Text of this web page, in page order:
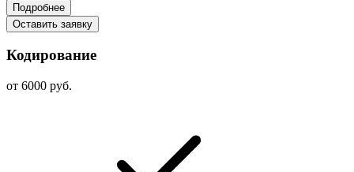
Подробнее
Оставить заявку
Кодирование
от 6000 руб.